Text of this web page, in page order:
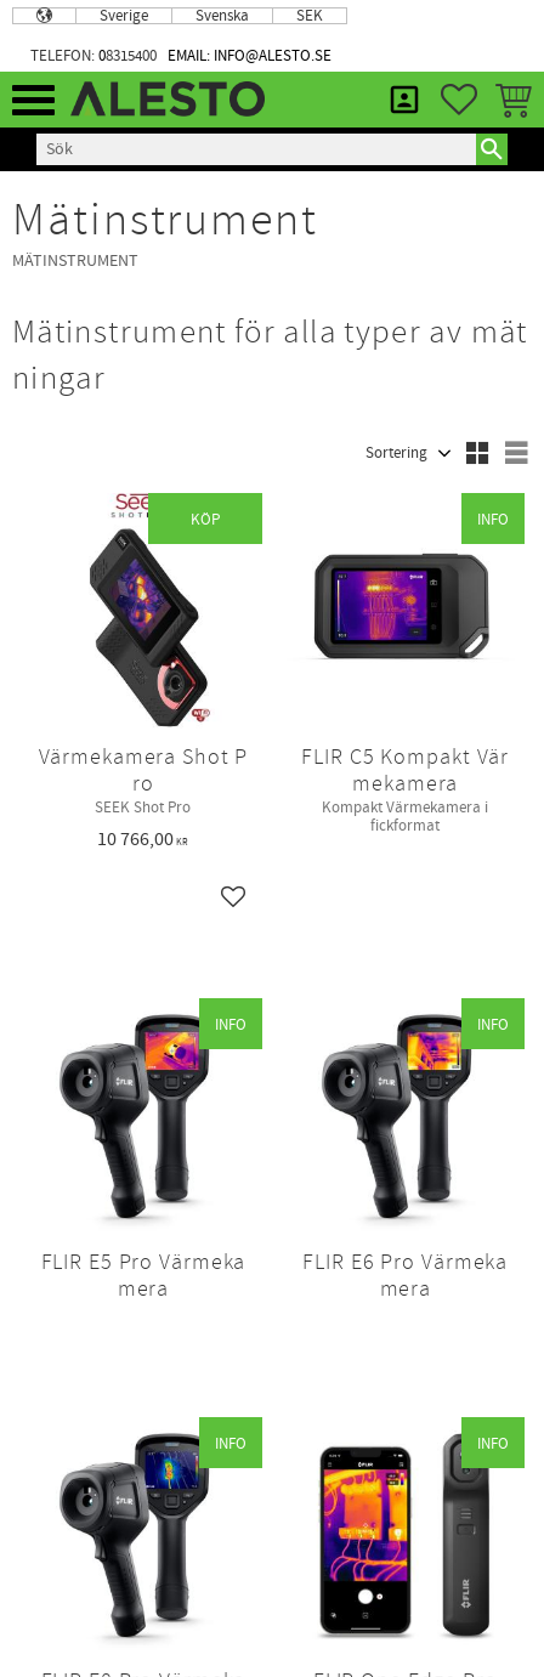
Meny
Sverige Svenska SEK
TELEFON:08315400 EMAIL: INFO@ALESTO.SE
Mätinstrument
MÄTINSTRUMENT
Mätinstrument för alla typer av mät
ningar
Välj sortering
Värmekamera Shot P
ro
SEEK Shot Pro
10 766,00KR
Lägg till i favoriter
KÖP
FLIR C5 Kompakt Vär
mekamera
Kompakt Värmekamera i
fickformat
INFO
FLIR E5 Pro Värmeka
mera
INFO
FLIR E6 Pro Värmeka
mera
INFO
INFO INFO